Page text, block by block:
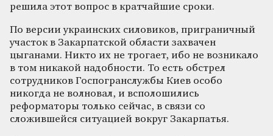
решила этот вопрос в кратчайшие сроки.
По версии украинских силовиков, приграничный
участок в Закарпатской области захвачен
цыганами. Никто их не трогает, ибо не возникало
в том никакой надобности. То есть обстрел
сотрудников Госпогранслужбы Киев особо
никогда не волновал, и всполошились
реформаторы только сейчас, в связи со
сложившейся ситуацией вокруг Закарпатья.